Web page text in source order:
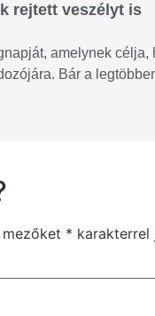
rejtett veszélyt is
amelynek célja,
Bár a
* karakterrel